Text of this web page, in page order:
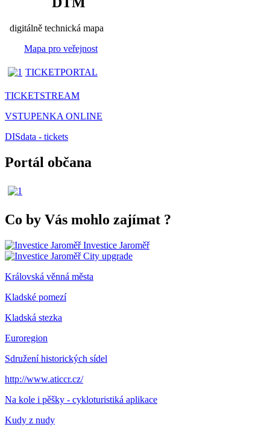
digitálně technická mapa
Mapa pro veřejnost
TICKETPORTAL
TICKETSTREAM
VSTUPENKA ONLINE
DISdata - tickets
Portál občana
Co by Vás mohlo zajímat ?
Investice Jaroměř
City upgrade
Královská věnná města
Kladské pomezí
Kladská stezka
Euroregion
Sdružení historických sídel
http://www.aticcr.cz/
Na kole i pěšky - cykloturistiká aplikace
Kudy z nudy